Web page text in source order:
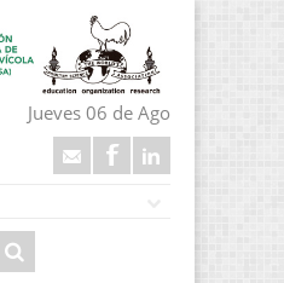
Jueves 06 de Ago